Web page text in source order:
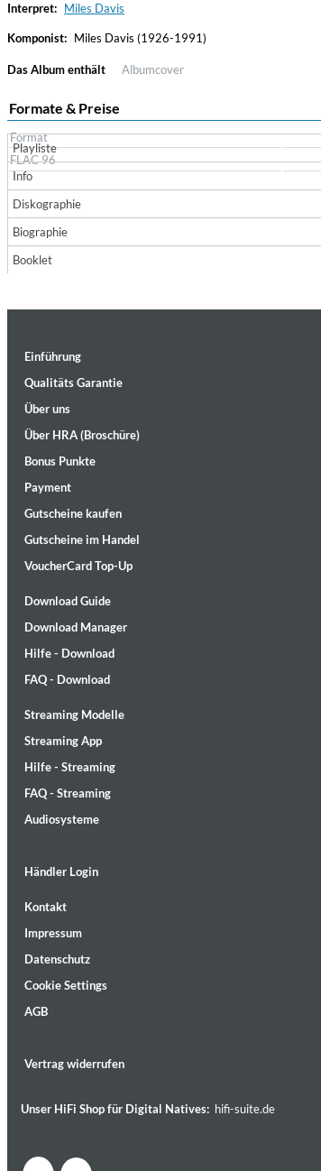
Haydn: String Quartets, Vol. 22
Leipziger Streichquartett
Genre:Classical
Kiasmos
Genre:Electronic
Lunaris
Genre:
Interpret: Miles Davis
Komponist: Miles Davis (1926-1991)
Das Album enthält Albumcover
Formate & Preise
Format
FLAC 96
Playliste
Info
Diskographie
Biographie
Booklet
Einführung
Qualitäts Garantie
Über uns
Über HRA (Broschüre)
Bonus Punkte
Payment
Gutscheine kaufen
Gutscheine im Handel
VoucherCard Top-Up
Download Guide
Download Manager
Hilfe - Download
FAQ - Download
Streaming Modelle
Streaming App
Hilfe - Streaming
FAQ - Streaming
Audiosysteme
Händler Login
Kontakt
Impressum
Datenschutz
Cookie Settings
AGB
Vertrag widerrufen
Unser HiFi Shop für Digital Natives: hifi-suite.de